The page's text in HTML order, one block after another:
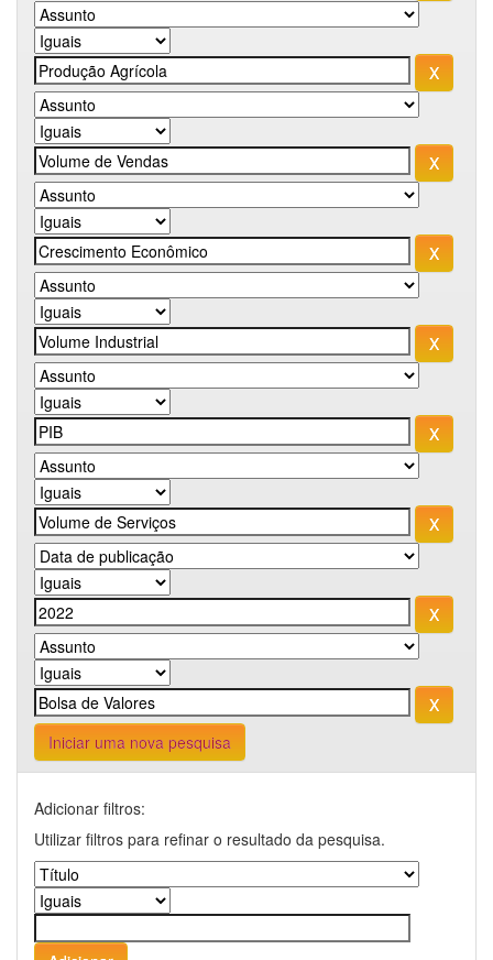
Iniciar uma nova pesquisa
Adicionar filtros:
Utilizar filtros para refinar o resultado da pesquisa.